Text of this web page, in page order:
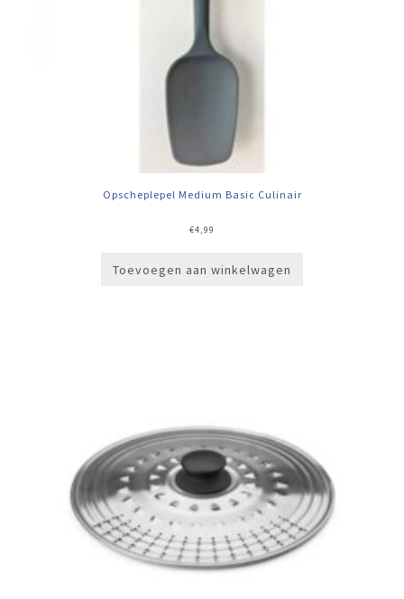
Opscheplepel Medium Basic Culinair
€4,99
Toevoegen aan winkelwagen